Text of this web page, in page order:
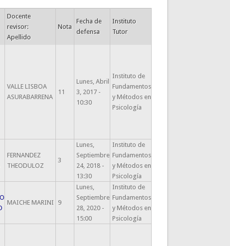
Docente
revisor:
Apellido
Nota
Fecha de
defensa
Instituto
Tutor
VALLE LISBOA
ASURABARRENA
11
Lunes, Abril
3, 2017 -
10:30
Instituto de
Fundamentos
y Métodos en
Psicología
FERNANDEZ
THEODULOZ
3
Lunes,
Septiembre
24, 2018 -
13:30
Instituto de
Fundamentos
y Métodos en
Psicología
MAICHE MARINI 9
Lunes,
Septiembre
28, 2020 -
15:00
Instituto de
Fundamentos
y Métodos en
Psicología